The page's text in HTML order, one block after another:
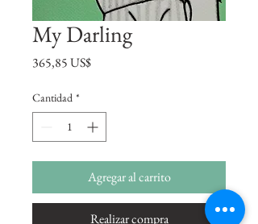
My Darling
365,85 US$Precio
Cantidad *
Agregar al carrito
Realizar compra